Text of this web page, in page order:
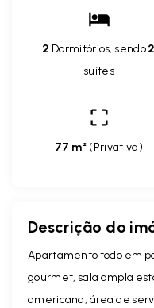
2 Dormitórios, sendo2
suítes
77 m² (Privativa)
Descrição do
Apartamento todo em
gourmet, sala ampla
americana, área de